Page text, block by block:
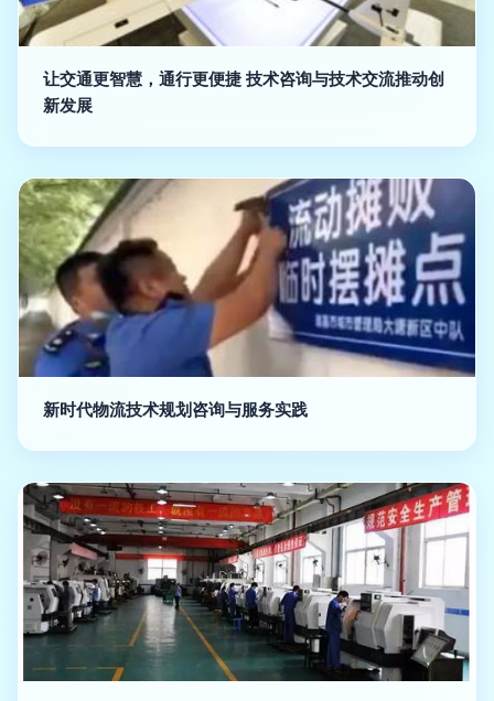
让交通更智慧，通行更便捷 技术咨询与技术交流推动创
新发展
新时代物流技术规划咨询与服务实践